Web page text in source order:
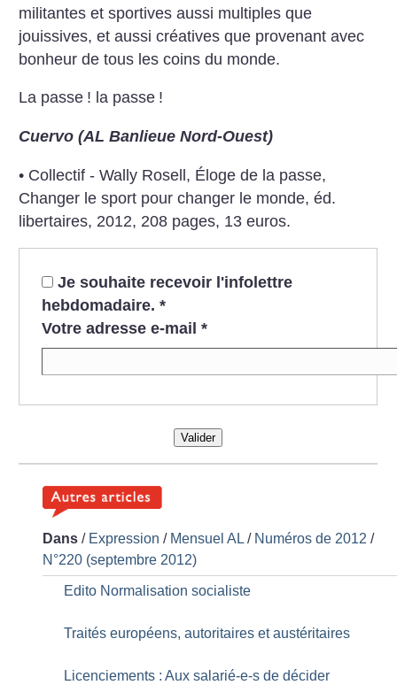
militantes et sportives aussi multiples que
jouissives, et aussi créatives que provenant avec
bonheur de tous les coins du monde.
La passe ! la passe !
Cuervo (AL Banlieue Nord-Ouest)
• Collectif - Wally Rosell, Éloge de la passe,
Changer le sport pour changer le monde, éd.
libertaires, 2012, 208 pages, 13 euros.
Je souhaite recevoir l'infolettre
hebdomadaire. *
Votre adresse e-mail *
Valider
Dans / Expression / Mensuel AL / Numéros de 2012 /
N°220 (septembre 2012)
Edito Normalisation socialiste
Traités européens, autoritaires et austéritaires
Licenciements : Aux salarié-e-s de décider